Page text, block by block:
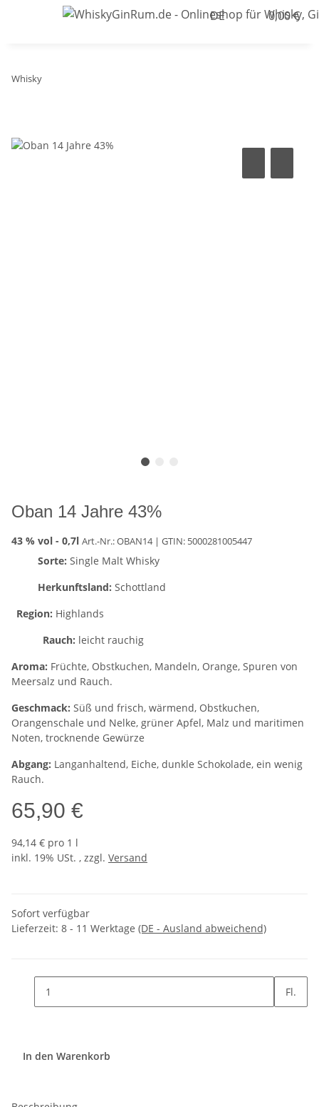
DE 0,00 €
Whisky
Oban 14 Jahre 43%
43 % vol - 0,7l Art.-Nr.: OBAN14| GTIN: 5000281005447
Sorte: Single Malt Whisky
Herkunftsland: Schottland
Region: Highlands
Rauch: leicht rauchig
Aroma: Früchte, Obstkuchen, Mandeln, Orange, Spuren von
Meersalz und Rauch.
Geschmack: Süß und frisch, wärmend, Obstkuchen,
Orangenschale und Nelke, grüner Apfel, Malz und maritimen
Noten, trocknende Gewürze
Abgang: Langanhaltend, Eiche, dunkle Schokolade, ein wenig
Rauch.
65,90 €
94,14 € pro 1 l
inkl. 19% USt. , zzgl. Versand
Sofort verfügbar
Lieferzeit: 8 - 11 Werktage (DE - Ausland abweichend)
Fl.
In den Warenkorb